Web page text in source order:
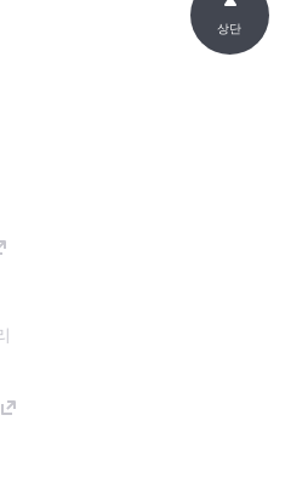
상단